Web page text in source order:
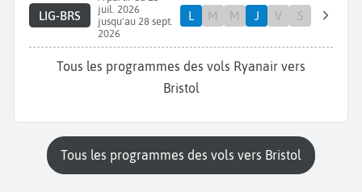
LIG-BRS
juil. 2026
jusqu'au 28 sept.
2026
L M M J V S
Tous les programmes des vols Ryanair vers
Bristol
Tous les programmes des vols vers Bristol